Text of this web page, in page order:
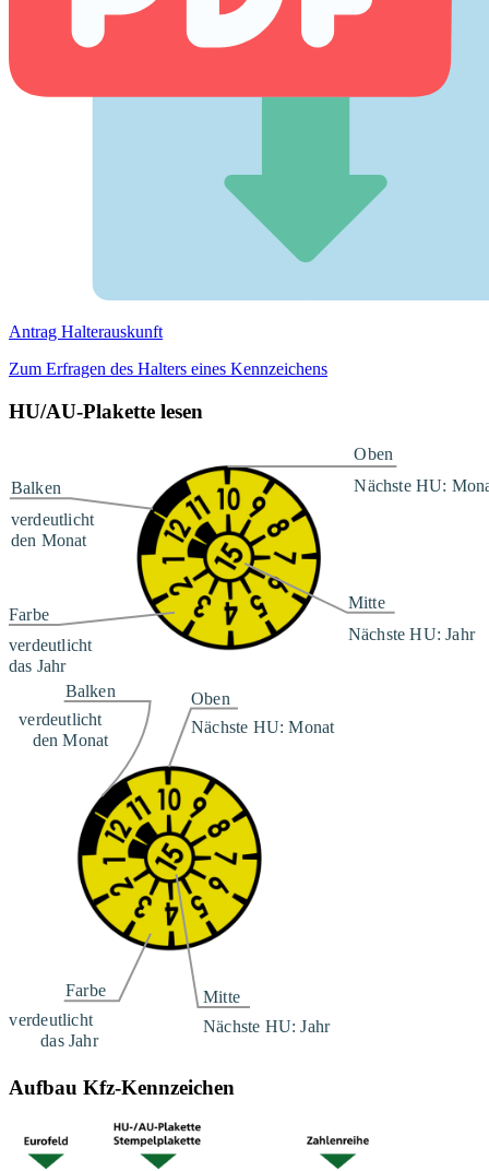
Antrag Halterauskunft
Zum Erfragen des Halters eines Kennzeichens
HU/AU-Plakette lesen
Aufbau Kfz-Kennzeichen